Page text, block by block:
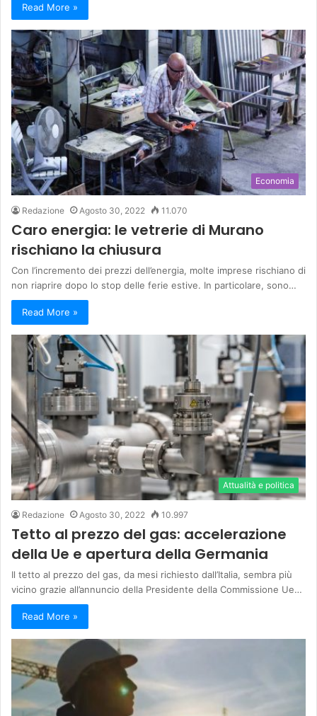
Read More »
Economia
Redazione Agosto 30, 2022 11.070
Caro energia: le vetrerie di Murano
rischiano la chiusura
Con l’incremento dei prezzi dell’energia, molte imprese rischiano di
non riaprire dopo lo stop delle ferie estive. In particolare, sono…
Read More »
Attualità e politica
Redazione Agosto 30, 2022 10.997
Tetto al prezzo del gas: accelerazione
della Ue e apertura della Germania
Il tetto al prezzo del gas, da mesi richiesto dall’Italia, sembra più
vicino grazie all’annuncio della Presidente della Commissione Ue…
Read More »